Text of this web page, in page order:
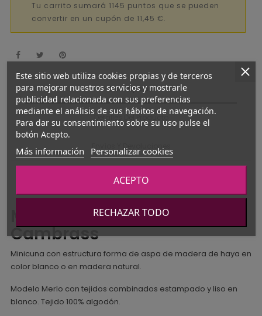
Tu carrito sumará 1145 puntos que se pueden
convertir en un cupón de 11,45 €.
Descripción
Detalles Del Producto
Envíos Y Devoluciones
Minicuna tijera Merlo de
Cambrass
Minicuna con estructura forma de aspa de madera de haya en
color blanco o en madera natural.
Modelo Merlo con tejidos combinados estampado y liso en
blanco. Tejido 100% algodón.
Este sitio web utiliza cookies propias y de terceros
para mejorar nuestros servicios y mostrarle
publicidad relacionada con sus preferencias
mediante el análisis de sus hábitos de navegación.
Para dar su consentimiento sobre su uso pulse el
botón Acepto.
Más información Personalizar cookies
RECHAZAR TODO
ACEPTO